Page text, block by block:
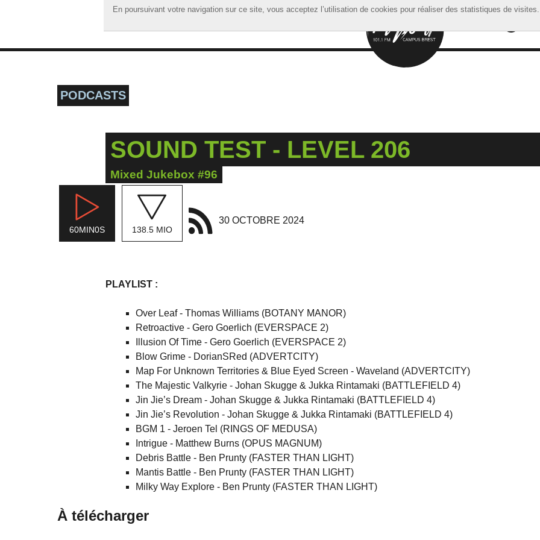
En poursuivant votre navigation sur ce site, vous acceptez l’utilisation de cookies pour réaliser des statistiques de visites.
En poursuivant votre navigation sur ce site, vous acceptez l’utilisation de cookies pour réaliser des statistiques de visites.
ACCUEIL
PODCASTS
SOUND TEST - LEVEL 206
Mixed Jukebox #96
60MIN0S 138.5 MIO
30 OCTOBRE 2024
PLAYLIST :
Over Leaf - Thomas Williams (BOTANY MANOR)
Retroactive - Gero Goerlich (EVERSPACE 2)
Illusion Of Time - Gero Goerlich (EVERSPACE 2)
Blow Grime - DorianSRed (ADVERTCITY)
Map For Unknown Territories & Blue Eyed Screen - Waveland (ADVERTCITY)
The Majestic Valkyrie - Johan Skugge & Jukka Rintamaki (BATTLEFIELD 4)
Jin Jie’s Dream - Johan Skugge & Jukka Rintamaki (BATTLEFIELD 4)
Jin Jie’s Revolution - Johan Skugge & Jukka Rintamaki (BATTLEFIELD 4)
BGM 1 - Jeroen Tel (RINGS OF MEDUSA)
Intrigue - Matthew Burns (OPUS MAGNUM)
Debris Battle - Ben Prunty (FASTER THAN LIGHT)
Mantis Battle - Ben Prunty (FASTER THAN LIGHT)
Milky Way Explore - Ben Prunty (FASTER THAN LIGHT)
À télécharger